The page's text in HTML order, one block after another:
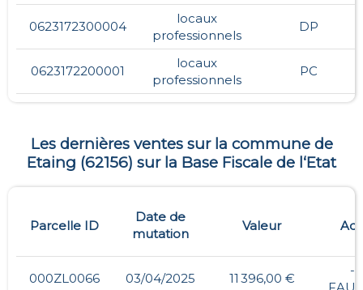
0623172300004
locaux
professionnels
DP
0623172200001
locaux
professionnels
PC
Les dernières ventes sur la commune de
Etaing (62156) sur la Base Fiscale de l‘Etat
Parcelle ID
Date de
mutation
Valeur
000ZL0066 03/04/2025 11 396,00 €
-